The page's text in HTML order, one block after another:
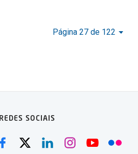
Página 27 de 122
REDES SOCIAIS